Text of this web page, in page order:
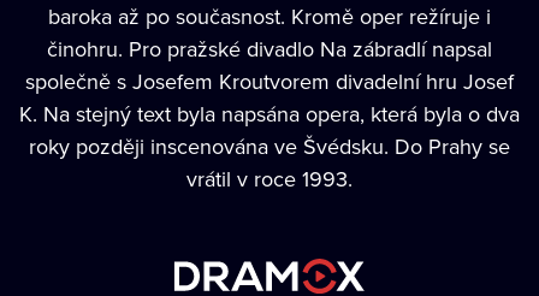
baroka až po současnost. Kromě oper režíruje i
činohru. Pro pražské divadlo Na zábradlí napsal
společně s Josefem Kroutvorem divadelní hru Josef
K. Na stejný text byla napsána opera, která byla o dva
roky později inscenována ve Švédsku. Do Prahy se
vrátil v roce 1993.